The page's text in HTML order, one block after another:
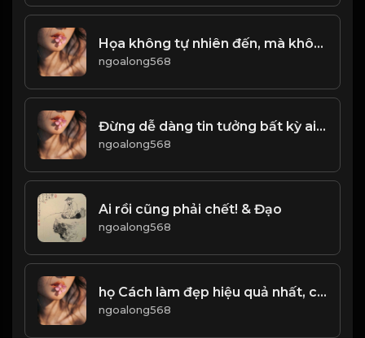
Họa không tự nhiên đến, mà không có lý do... Phúc không tự nhiên đến, một cách tình cờ ! & Đạo
ngoalong568
Đừng dễ dàng tin tưởng bất kỳ ai, phải có sự đề phòng nhất định! & Đạo
ngoalong568
Ai rồi cũng phải chết! & Đạo
ngoalong568
họ Cách làm đẹp hiệu quả nhất, chính là Bảo Dũng! Đạo (1)
ngoalong568